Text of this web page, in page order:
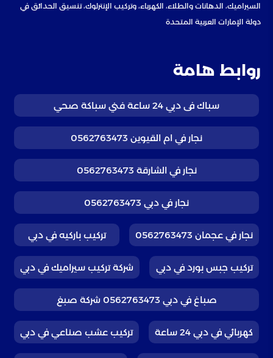
السيراميك، الدهانات والطلاء، الكهرباء، وتركيب الإنترلوك، تنسيق الحدائق في
دولة الإمارات العربية المتحدة
روابط هامة
سباك فى دبي 24 ساعة فني سباكة صحي
نجار في ام القيوين 0562763473
نجار في الشارقة 0562763473
نجار في دبي 0562763473
نجار في عجمان 0562763473 تركيب باركيه في دبي
تركيب جبس بورد في دبي شركة تركيب سيراميك في دبي
صباغ في دبي 0562763473 شركة صبغ
كهربائي في دبي 24 ساعة تركيب عشب صناعي في دبي